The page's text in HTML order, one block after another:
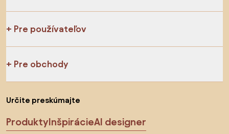
Pre používateľov
Pre obchody
Určite preskúmajte
ProduktyInšpirácieAI designer